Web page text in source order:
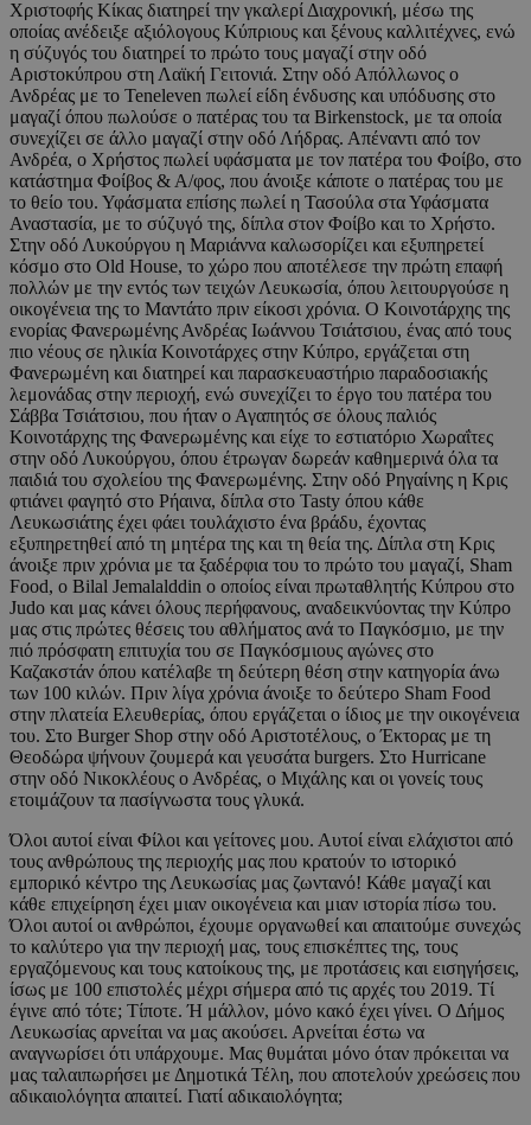
Χριστοφής Κίκας διατηρεί την γκαλερί Διαχρονική, μέσω της
οποίας ανέδειξε αξιόλογους Κύπριους και ξένους καλλιτέχνες, ενώ
η σύζυγός του διατηρεί το πρώτο τους μαγαζί στην οδό
Αριστοκύπρου στη Λαϊκή Γειτονιά. Στην οδό Απόλλωνος ο
Ανδρέας με το Teneleven πωλεί είδη ένδυσης και υπόδυσης στο
μαγαζί όπου πωλούσε ο πατέρας του τα Birkenstock, με τα οποία
συνεχίζει σε άλλο μαγαζί στην οδό Λήδρας. Απέναντι από τον
Ανδρέα, ο Χρήστος πωλεί υφάσματα με τον πατέρα του Φοίβο, στο
κατάστημα Φοίβος & Α/φος, που άνοιξε κάποτε ο πατέρας του με
το θείο του. Υφάσματα επίσης πωλεί η Τασούλα στα Υφάσματα
Αναστασία, με το σύζυγό της, δίπλα στον Φοίβο και το Χρήστο.
Στην οδό Λυκούργου η Μαριάννα καλωσορίζει και εξυπηρετεί
κόσμο στο Old House, το χώρο που αποτέλεσε την πρώτη επαφή
πολλών με την εντός των τειχών Λευκωσία, όπου λειτουργούσε η
οικογένεια της το Μαντάτο πριν είκοσι χρόνια. Ο Κοινοτάρχης της
ενορίας Φανερωμένης Ανδρέας Ιωάννου Τσιάτσιου, ένας από τους
πιο νέους σε ηλικία Κοινοτάρχες στην Κύπρο, εργάζεται στη
Φανερωμένη και διατηρεί και παρασκευαστήριο παραδοσιακής
λεμονάδας στην περιοχή, ενώ συνεχίζει το έργο του πατέρα του
Σάββα Τσιάτσιου, που ήταν ο Αγαπητός σε όλους παλιός
Κοινοτάρχης της Φανερωμένης και είχε το εστιατόριο Χωραΐτες
στην οδό Λυκούργου, όπου έτρωγαν δωρεάν καθημερινά όλα τα
παιδιά του σχολείου της Φανερωμένης. Στην οδό Ρηγαίνης η Κρις
φτιάνει φαγητό στο Ρήαινα, δίπλα στο Tasty όπου κάθε
Λευκωσιάτης έχει φάει τουλάχιστο ένα βράδυ, έχοντας
εξυπηρετηθεί από τη μητέρα της και τη θεία της. Δίπλα στη Κρις
άνοιξε πριν χρόνια με τα ξαδέρφια του το πρώτο του μαγαζί, Sham
Food, ο Bilal Jemalalddin ο οποίος είναι πρωταθλητής Κύπρου στο
Judo και μας κάνει όλους περήφανους, αναδεικνύοντας την Κύπρο
μας στις πρώτες θέσεις του αθλήματος ανά το Παγκόσμιο, με την
πιό πρόσφατη επιτυχία του σε Παγκόσμιους αγώνες στο
Καζακστάν όπου κατέλαβε τη δεύτερη θέση στην κατηγορία άνω
των 100 κιλών. Πριν λίγα χρόνια άνοιξε το δεύτερο Sham Food
στην πλατεία Ελευθερίας, όπου εργάζεται ο ίδιος με την οικογένεια
του. Στο Burger Shop στην οδό Αριστοτέλους, ο Έκτορας με τη
Θεοδώρα ψήνουν ζουμερά και γευσάτα burgers. Στο Hurricane
στην οδό Νικοκλέους ο Ανδρέας, ο Μιχάλης και οι γονείς τους
ετοιμάζουν τα πασίγνωστα τους γλυκά.
Όλοι αυτοί είναι Φίλοι και γείτονες μου. Αυτοί είναι ελάχιστοι από
τους ανθρώπους της περιοχής μας που κρατούν το ιστορικό
εμπορικό κέντρο της Λευκωσίας μας ζωντανό! Κάθε μαγαζί και
κάθε επιχείρηση έχει μιαν οικογένεια και μιαν ιστορία πίσω του.
Όλοι αυτοί οι ανθρώποι, έχουμε οργανωθεί και απαιτούμε συνεχώς
το καλύτερο για την περιοχή μας, τους επισκέπτες της, τους
εργαζόμενους και τους κατοίκους της, με προτάσεις και εισηγήσεις,
ίσως με 100 επιστολές μέχρι σήμερα από τις αρχές του 2019. Τί
έγινε από τότε; Τίποτε. Ή μάλλον, μόνο κακό έχει γίνει. Ο Δήμος
Λευκωσίας αρνείται να μας ακούσει. Αρνείται έστω να
αναγνωρίσει ότι υπάρχουμε. Μας θυμάται μόνο όταν πρόκειται να
μας ταλαιπωρήσει με Δημοτικά Τέλη, που αποτελούν χρεώσεις που
αδικαιολόγητα απαιτεί. Γιατί αδικαιολόγητα;